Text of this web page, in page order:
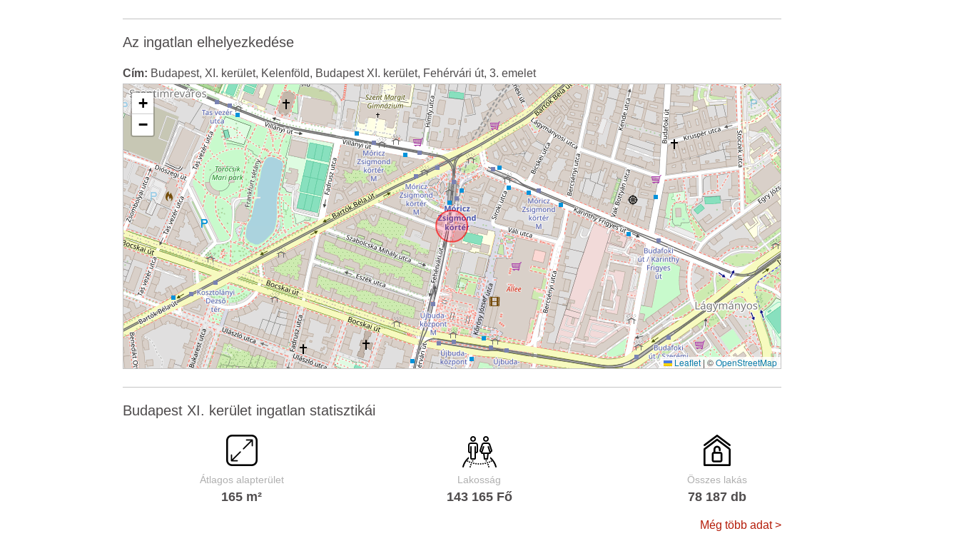
Az ingatlan elhelyezkedése
Cím: Budapest, XI. kerület, Kelenföld, Budapest XI. kerület, Fehérvári út, 3. emelet
+
−
Leaflet | ©OpenStreetMap
Budapest XI. kerület ingatlan statisztikái
Átlagos alapterület
165 m²
Lakosság
143 165 Fő
Összes lakás
78 187 db
Még több adat >